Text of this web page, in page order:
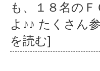
も、１８名の
よ♪♪ たくさん
を読む]